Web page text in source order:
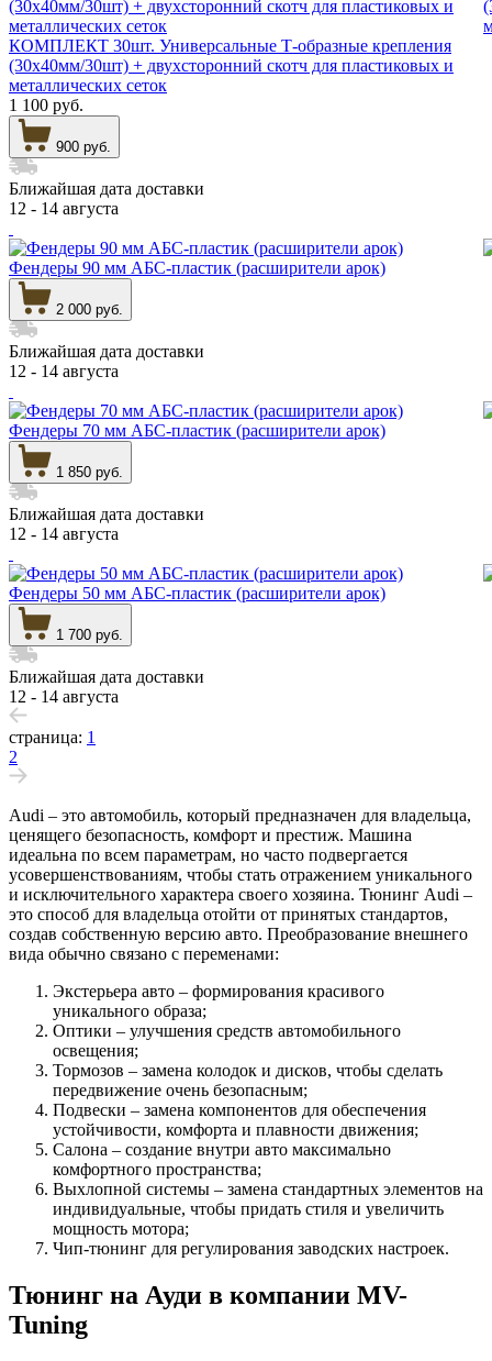
КОМПЛЕКТ 30шт. Универсальные Т-образные крепления
(30х40мм/30шт) + двухсторонний скотч для пластиковых и
металлических сеток
1 100 руб.
900 руб.
Ближайшая дата доставки
12 - 14 августа
Фендеры 90 мм АБС-пластик (расширители арок)
2 000 руб.
Ближайшая дата доставки
12 - 14 августа
Фендеры 70 мм АБС-пластик (расширители арок)
1 850 руб.
Ближайшая дата доставки
12 - 14 августа
Фендеры 50 мм АБС-пластик (расширители арок)
1 700 руб.
Ближайшая дата доставки
12 - 14 августа
страница: 1
2
Audi – это автомобиль, который предназначен для владельца,
ценящего безопасность, комфорт и престиж. Машина
идеальна по всем параметрам, но часто подвергается
усовершенствованиям, чтобы стать отражением уникального
и исключительного характера своего хозяина. Тюнинг Audi –
это способ для владельца отойти от принятых стандартов,
создав собственную версию авто. Преобразование внешнего
вида обычно связано с переменами:
Экстерьера авто – формирования красивого
уникального образа;
Оптики – улучшения средств автомобильного
освещения;
Тормозов – замена колодок и дисков, чтобы сделать
передвижение очень безопасным;
Подвески – замена компонентов для обеспечения
устойчивости, комфорта и плавности движения;
Салона – создание внутри авто максимально
комфортного пространства;
Выхлопной системы – замена стандартных элементов на
индивидуальные, чтобы придать стиля и увеличить
мощность мотора;
Чип-тюнинг для регулирования заводских настроек.
Тюнинг на Ауди в компании MV-
Tuning